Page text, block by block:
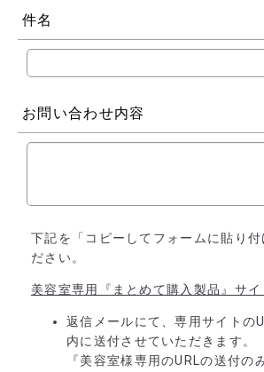
件名
お問い合わせ内容
下記を「コピーしてフォームに貼り付
ださい。
美容室専用『まとめて購入製品』サイ
返信メールにて、専用サイトの
内に送付させていただきます。
『美容室様専用のURLの送付の